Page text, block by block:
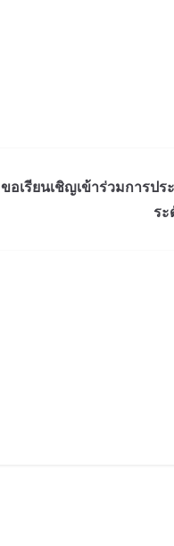
ขอเรียนเชิญเข้าร่วมการป
ร